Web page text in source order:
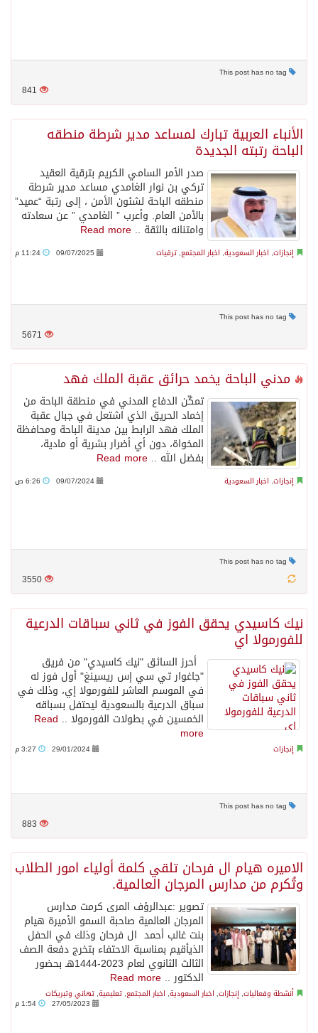
841
الأنباء العربية تبارك لمساعد مدير شرطة منطقه
الباحة رتبته الجديدة
صدر الأمر السامي الكريم بترقية العقيد
تركي بن نوار الغامدي مساعد مدير شرطة
منطقه الباحة لشئون الأمن ، إلى رتبة “عميد”
بالأمن العام. وأعرب ” الغامدي ” عن سعادته
وامتنانه بالثقة .. Read more
إنجازات, اخبار السعودية, اخبار المجتمع, ترقيات 09/07/2025
5671
مدني الباحة يخمد حرائق عقبة الملك فهد
تمكّن الدفاع المدني في منطقة الباحة من
إخماد الحريق الذي اشتعل في جبال عقبة
الملك فهد الرابط بين مدينة الباحة ومحافظة
المخواة، دون أي أضرار بشرية أو مادية،
بفضل الله .. Read more
إنجازات, اخبار السعودية 09/07/2024
3550
نيك كاسيدي يحقق الفوز في ثاني سباقات الدرعية
للفورمولا اي
أحرز السائق "نيك كاسيدي" من فريق
"جاغوار تي سي إس ريسينغ" أول فوز له
في الموسم العاشر للفورمولا إي، وذلك في
سباق الدرعية بالسعودية ليحتفل بسباقه
الخمسين في بطولات الفورمولا .. Read
more
إنجازات 29/01/2024
883
الاميره هيام ال فرحان تلقي كلمة أولياء امور الطلاب
وتُكرم من مدارس المرجان العالمية.
تصوير :عبدالرؤف المرى كرمت مدارس
المرجان العالمية صاحبة السمو الأميرة هيام
بنت غالب أحمد ال فرحان وذلك في الحفل
الذيأقيم بمناسبة الاحتفاء بتخرج دفعة الصف
الثالث الثانوي لعام 2023-1444هـ بحضور
الدكتور .. Read more
أنشطة وفعاليات, إنجازات, اخبار السعودية, اخبار المجتمع, تعليمية, تهاني وتبريكات
27/05/2023